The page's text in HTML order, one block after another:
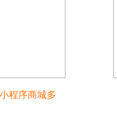
程序商城多